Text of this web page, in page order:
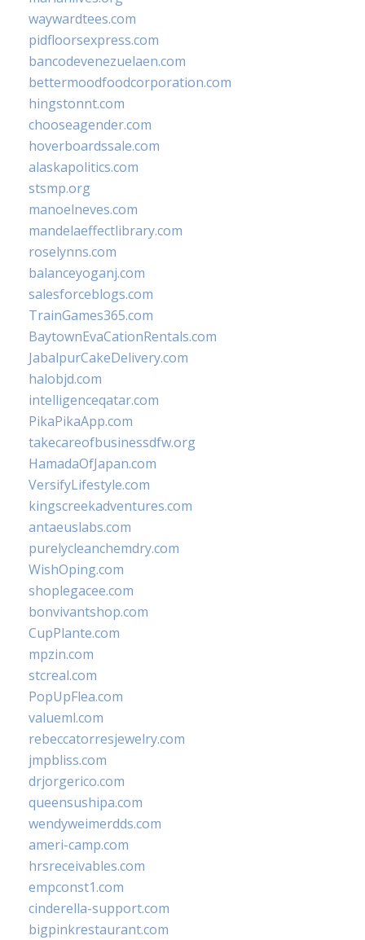
waywardtees.com
pidfloorsexpress.com
bancodevenezuelaen.com
bettermoodfoodcorporation.com
hingstonnt.com
chooseagender.com
hoverboardssale.com
alaskapolitics.com
stsmp.org
manoelneves.com
mandelaeffectlibrary.com
roselynns.com
balanceyoganj.com
salesforceblogs.com
TrainGames365.com
BaytownEvaCationRentals.com
JabalpurCakeDelivery.com
halobjd.com
intelligenceqatar.com
PikaPikaApp.com
takecareofbusinessdfw.org
HamadaOfJapan.com
VersifyLifestyle.com
kingscreekadventures.com
antaeuslabs.com
purelycleanchemdry.com
WishOping.com
shoplegacee.com
bonvivantshop.com
CupPlante.com
mpzin.com
stcreal.com
PopUpFlea.com
valueml.com
rebeccatorresjewelry.com
jmpbliss.com
drjorgerico.com
queensushipa.com
wendyweimerdds.com
ameri-camp.com
hrsreceivables.com
empconst1.com
cinderella-support.com
bigpinkrestaurant.com